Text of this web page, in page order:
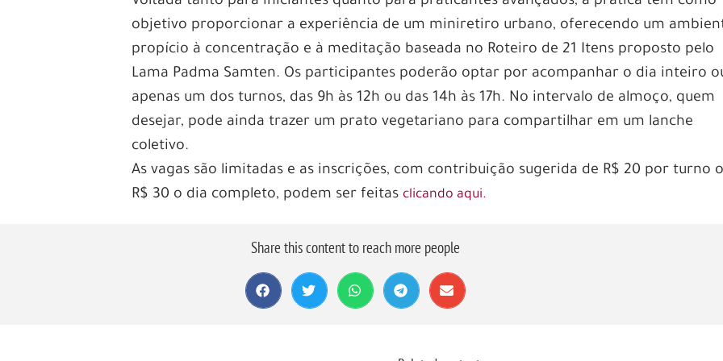
objetivo proporcionar a experiência de um miniretiro urbano, oferecendo um
propício à concentração e à meditação baseada no Roteiro de 21 Itens proposto pelo
Lama Padma Samten. Os participantes poderão optar por acompanhar o dia inteiro
apenas um dos turnos, das 9h às 12h ou das 14h às 17h. No intervalo de almoço, quem
desejar, pode ainda trazer um prato vegetariano para compartilhar em um lanche
coletivo.
As vagas são limitadas e as inscrições, com contribuição sugerida de R$ 20 por turno
R$ 30 o dia completo, podem ser feitasclicando aqui.
Share this content to reach more people